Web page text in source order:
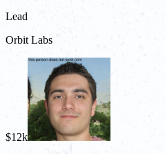
Lead
Orbit Labs
$12k